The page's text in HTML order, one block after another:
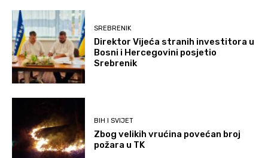
SREBRENIK
Direktor Vijeća stranih investitora u
Bosni i Hercegovini posjetio
Srebrenik
BIH I SVIJET
Zbog velikih vrućina povećan broj
požara u TK